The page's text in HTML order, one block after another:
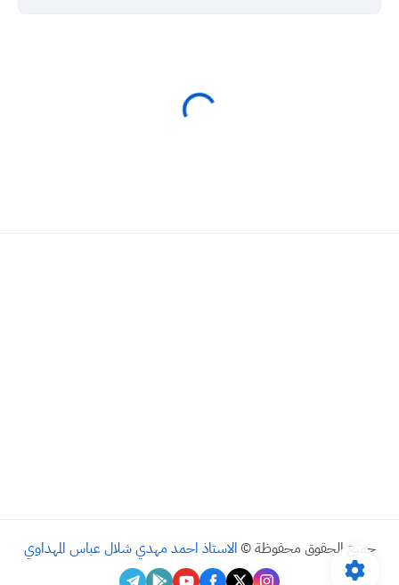
جميع الحقوق محفوظة © الاستاذ احمد مهدي شلال عباس المهداوي